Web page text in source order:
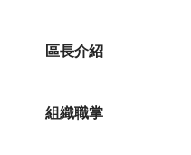
區長介紹
組織職掌